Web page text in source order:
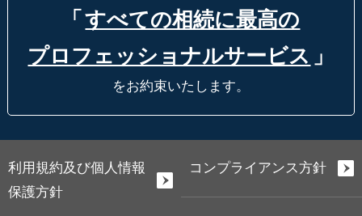
「 すべての相続に最高の
プロフェッショナルサービス 」
をお約束いたします。
利用規約及び個人情報
保護方針
コンプライアンス方針